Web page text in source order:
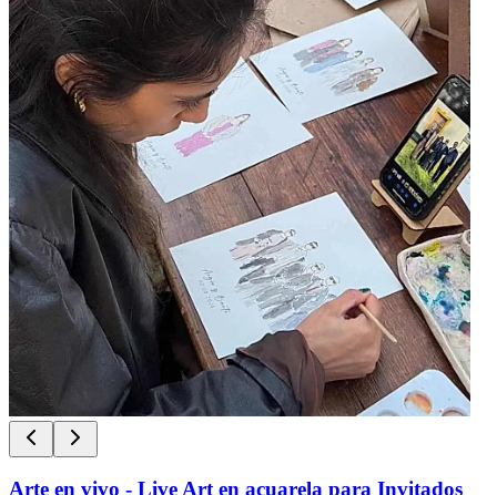
Arte en vivo - Live Art en acuarela para Invitados